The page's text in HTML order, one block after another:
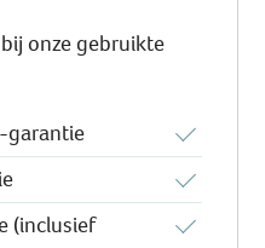
onze gebruikte
garantie
(inclusief